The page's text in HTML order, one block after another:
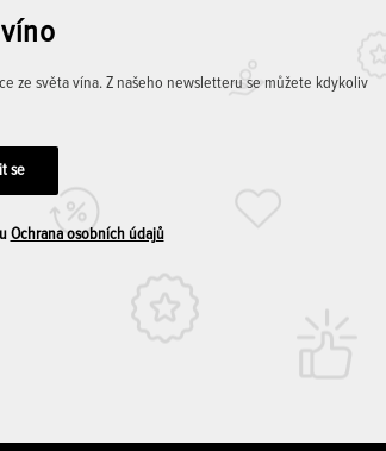
ze světa vína. Z našeho newsletteru se můžete kdykoliv
Ochrana osobních údajů